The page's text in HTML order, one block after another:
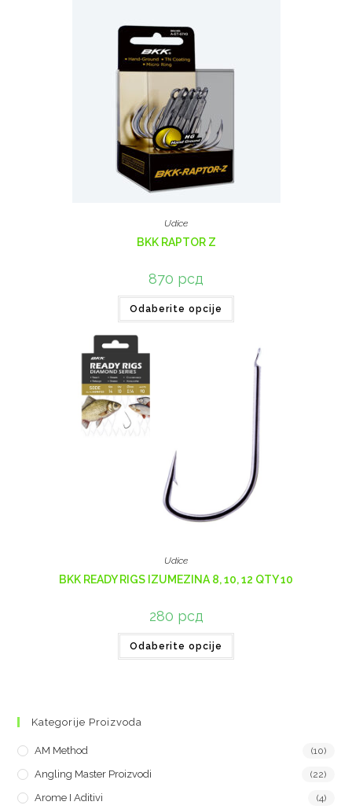
Udice
BKK RAPTOR Z
870 рсд
Odaberite opcije
Udice
BKK READY RIGS IZUMEZINA 8, 10, 12 QTY 10
280 рсд
Odaberite opcije
Kategorije Proizvoda
AM Method (10)
Angling Master Proizvodi (22)
Arome I Aditivi (4)